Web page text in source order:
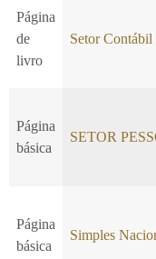
Página
de
livro
Setor Contábil
Página
básica
SETOR
Página
básica
Simples